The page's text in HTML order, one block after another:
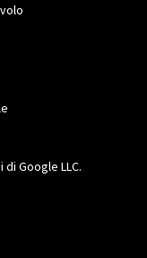
Google LLC.